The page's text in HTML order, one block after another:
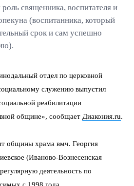
священника, воспитателя и
(воспитанника, который
срок и сам успешно
отдел по церковной
служению выпустил
реабилитации
общине», сообщает Диакония.ru.
общины храма вмч. Георгия
(Иваново-Вознесенская
деятельность по